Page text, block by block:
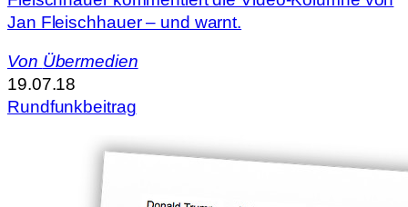
Jan Fleischhauer – und warnt.
Von Übermedien
19.07.18
Rundfunkbeitrag